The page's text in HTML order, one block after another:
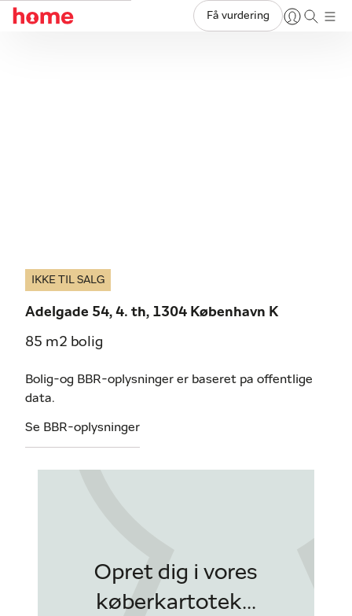
Få vurdering
IKKE TIL SALG
Adelgade 54, 4. th, 1304 København K
85 m2 bolig
Bolig-og BBR-oplysninger er baseret pa offentlige
data.
Se BBR-oplysninger
Opret dig i vores
køberkartotek...